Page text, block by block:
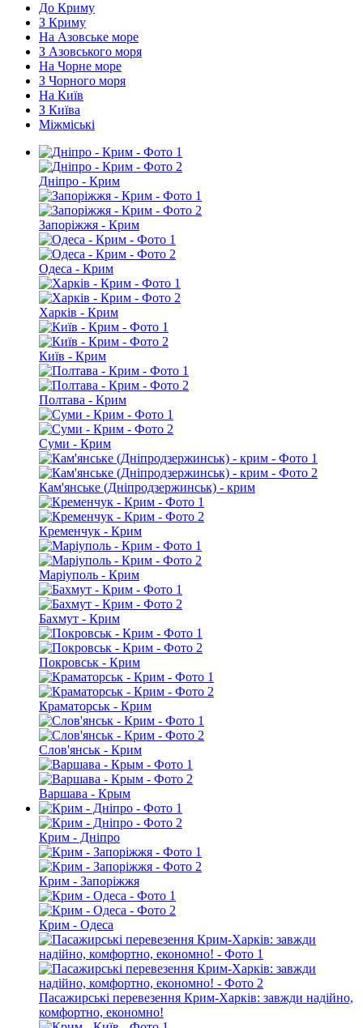
До Криму
З Криму
На Азовське море
З Азовського моря
На Чорне море
З Чорного моря
На Київ
З Київа
Міжміські
Дніпро - Крим
Запоріжжя - Крим
Одеса - Крим
Харків - Крим
Київ - Крим
Полтава - Крим
Суми - Крим
Кам'янське (Дніпродзержинськ) - крим
Кременчук - Крим
Маріуполь - Крим
Бахмут - Крим
Покровськ - Крим
Краматорськ - Крим
Слов'янськ - Крим
Варшава - Крым
Крим - Дніпро
Крим - Запоріжжя
Крим - Одеса
Пасажирські перевезення Крим-Харків: завжди надійно,
комфортно, економно!